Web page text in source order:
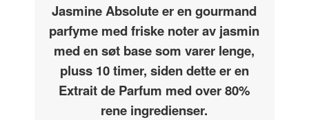
Jasmine Absolute er en gourmand
parfyme med friske noter av jasmin
med en søt base som varer lenge,
pluss 10 timer, siden dette er en
Extrait de Parfum med over 80%
rene ingredienser.